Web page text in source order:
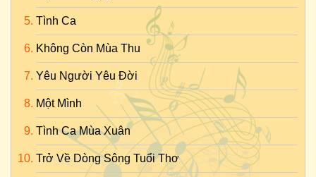
Tình Ca
Không Còn Mùa Thu
Yêu Người Yêu Đời
Một Mình
Tình Ca Mùa Xuân
Trở Về Dòng Sông Tuổi Thơ